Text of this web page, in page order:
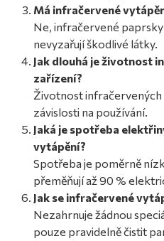
Má infračervené
Ne, infračervené
nevyzařují škodlivé látky.
Jak dlouhá je životnost
zařízení?
Životnost infračervených
závislosti na používání.
Jaká je spotřeba
vytápění?
Spotřeba je poměrně
přeměňují až 90 %
Jak se infračervené
Nezahrnuje žádnou
pouze pravidelně čistit